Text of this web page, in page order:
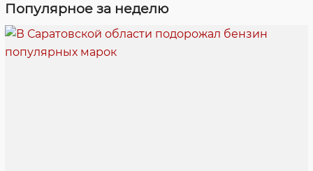
Популярное за неделю